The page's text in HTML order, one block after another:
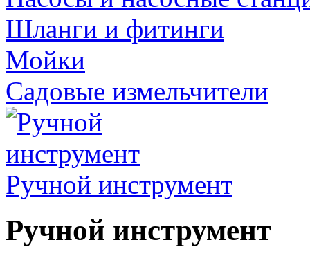
Шланги и фитинги
Мойки
Садовые измельчители
Ручной инструмент
Ручной инструмент